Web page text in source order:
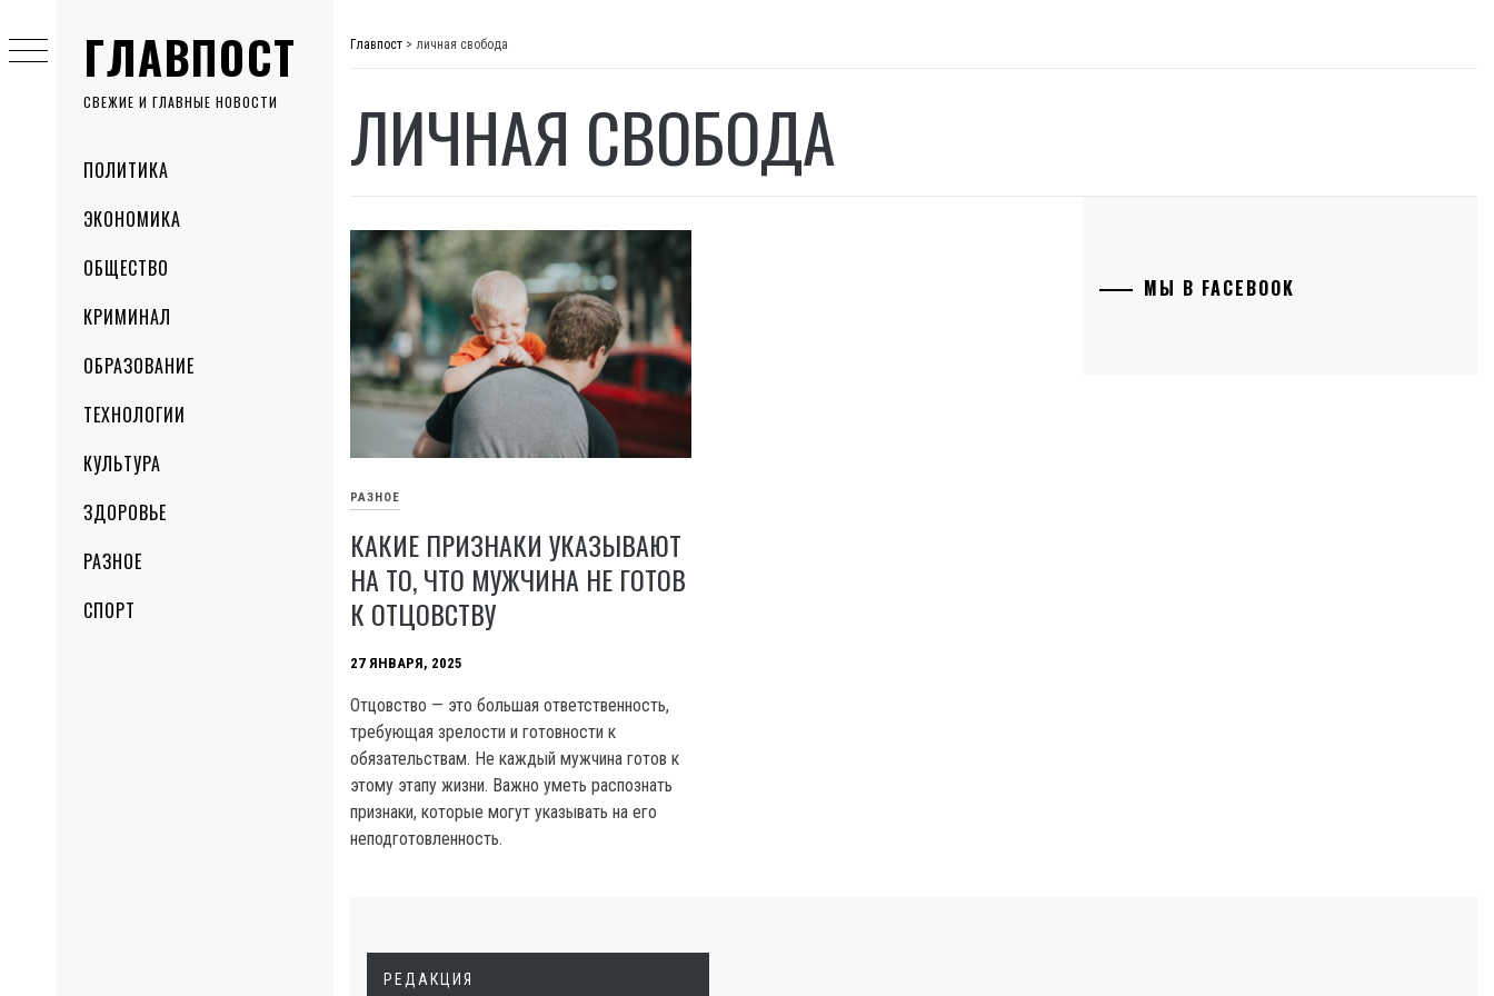
ГЛАВПОСТ
СВЕЖИЕ И ГЛАВНЫЕ НОВОСТИ
MenuПОЛИТИКА
ЭКОНОМИКА
ОБЩЕСТВО
КРИМИНАЛ
ОБРАЗОВАНИЕ
ТЕХНОЛОГИИ
КУЛЬТУРА
ЗДОРОВЬЕ
РАЗНОЕ
СПОРТ
to
content
Главпост > личная свобода
ЛИЧНАЯ СВОБОДА
РАЗНОЕ
КАКИЕ ПРИЗНАКИ УКАЗЫВАЮТ
НА ТО, ЧТО МУЖЧИНА НЕ ГОТОВ
К ОТЦОВСТВУ
27 ЯНВАРЯ, 2025
Отцовство — это большая ответственность,
требующая зрелости и готовности к
обязательствам. Не каждый мужчина готов к
этому этапу жизни. Важно уметь распознать
признаки, которые могут указывать на его
неподготовленность.
МЫ В FACEBOOK
РЕДАКЦИЯ